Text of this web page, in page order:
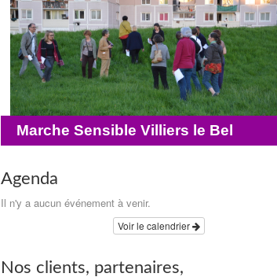
Marche Sensible Villiers le Bel
Agenda
Il n'y a aucun événement à venir.
Voir le calendrier
Nos clients, partenaires,